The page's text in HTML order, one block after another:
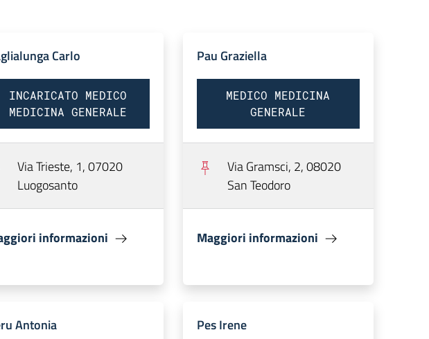
Carlo
INCARICATO MEDICO
MEDICINA GENERALE
Via Trieste, 1, 07020
Luogosanto
informazioni
Pau Graziella
MEDICO MEDICINA
GENERALE
Via Gramsci, 2, 08020
San Teodoro
Maggiori informazioni
Antonia Pes Irene